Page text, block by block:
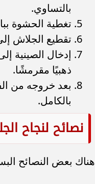
بالتساوي.
تغطية الحشوة
تقطيع الجلاش
ذهبيًا مقرمشًا.
بعد خروجه من
بالكامل.
نصائح لنجاح
هناك بعض النصائح